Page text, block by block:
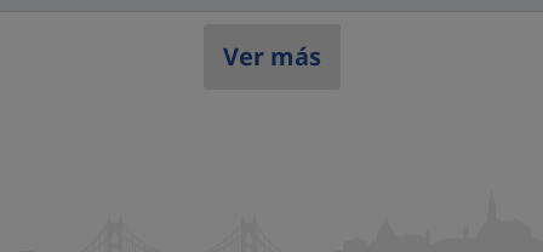
Ver más